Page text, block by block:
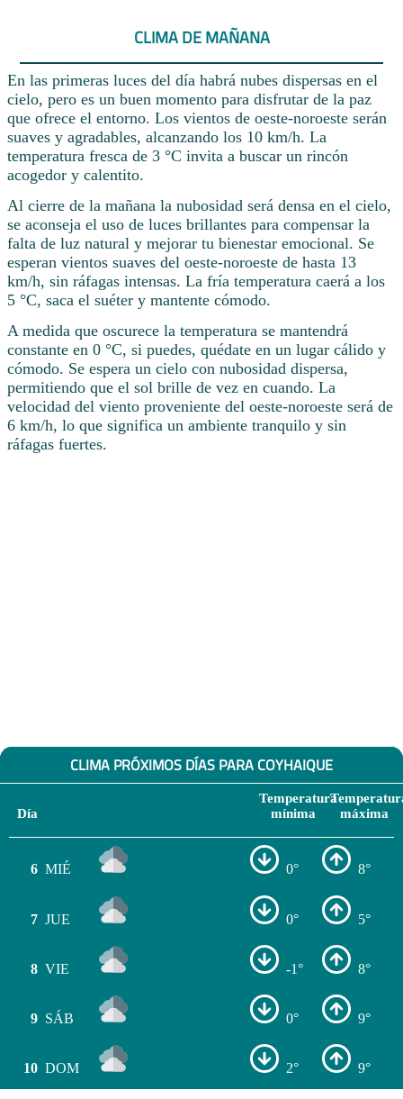
CLIMA DE MAÑANA
En las primeras luces del día habrá nubes dispersas en el
cielo, pero es un buen momento para disfrutar de la paz
que ofrece el entorno. Los vientos de oeste-noroeste serán
suaves y agradables, alcanzando los 10 km/h. La
temperatura fresca de 3 °C invita a buscar un rincón
acogedor y calentito.
Al cierre de la mañana la nubosidad será densa en el cielo,
se aconseja el uso de luces brillantes para compensar la
falta de luz natural y mejorar tu bienestar emocional. Se
esperan vientos suaves del oeste-noroeste de hasta 13
km/h, sin ráfagas intensas. La fría temperatura caerá a los
5 °C, saca el suéter y mantente cómodo.
A medida que oscurece la temperatura se mantendrá
constante en 0 °C, si puedes, quédate en un lugar cálido y
cómodo. Se espera un cielo con nubosidad dispersa,
permitiendo que el sol brille de vez en cuando. La
velocidad del viento proveniente del oeste-noroeste será de
6 km/h, lo que significa un ambiente tranquilo y sin
ráfagas fuertes.
CLIMA PRÓXIMOS DÍAS PARA COYHAIQUE
Día
Temperatura
mínima
máxima
6 MIÉ 0° 8°
7 JUE 0° 5°
8 VIE -1° 8°
9 SÁB 0° 9°
10 DOM 2° 9°